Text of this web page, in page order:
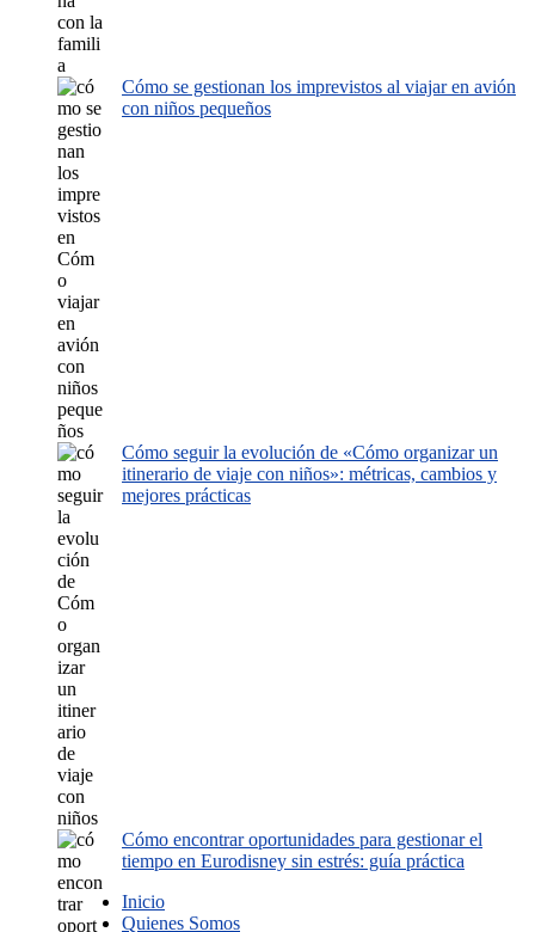
Cómo se gestionan los imprevistos al viajar en avión
con niños pequeños
Cómo seguir la evolución de «Cómo organizar un
itinerario de viaje con niños»: métricas, cambios y
mejores prácticas
Cómo encontrar oportunidades para gestionar el
tiempo en Eurodisney sin estrés: guía práctica
Inicio
Quienes Somos